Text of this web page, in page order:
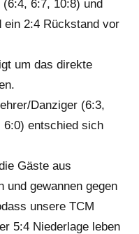
6:7, 10:8) und
ein 2:4 Rückstand vor
um das direkte
Danziger (6:3,
6:0) entschied sich
Gäste aus
und gewannen gegen
unsere TCM
5:4 Niederlage leben